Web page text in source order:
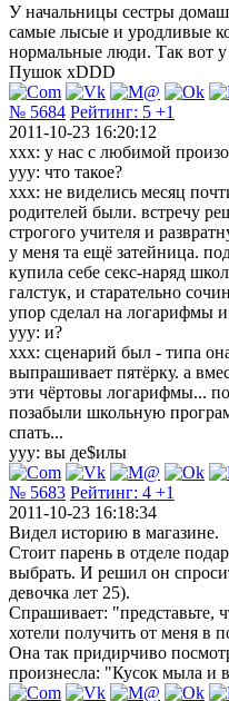
У начальницы сестры
самые лысые и уродливые
нормальные люди. Так вот у
Пушок xDDD
№ 5684 Рейтинг: 5 +1
2011-10-23 16:20:12
ххх: у нас с любимой
ууу: что такое?
ххх: не виделись месяц
родителей были. встречу
строгого учителя и
у меня та ещё затейница.
купила себе секс-наряд
галстук, и старательно
упор сделал на логарифмы
ууу: и?
ххх: сценарий был - типа
выпрашивает пятёрку. а
эти чёртовы логарифмы...
позабыли школьную
спать...
ууу: вы де$илы
№ 5683 Рейтинг: 4 +1
2011-10-23 16:18:34
Видел историю в магазине.
Стоит парень в отделе
выбрать. И решил он
девочка лет 25).
Спрашивает: "представьте,
хотели получить от меня в
Она так придирчиво
произнесла: "Кусок мыла и